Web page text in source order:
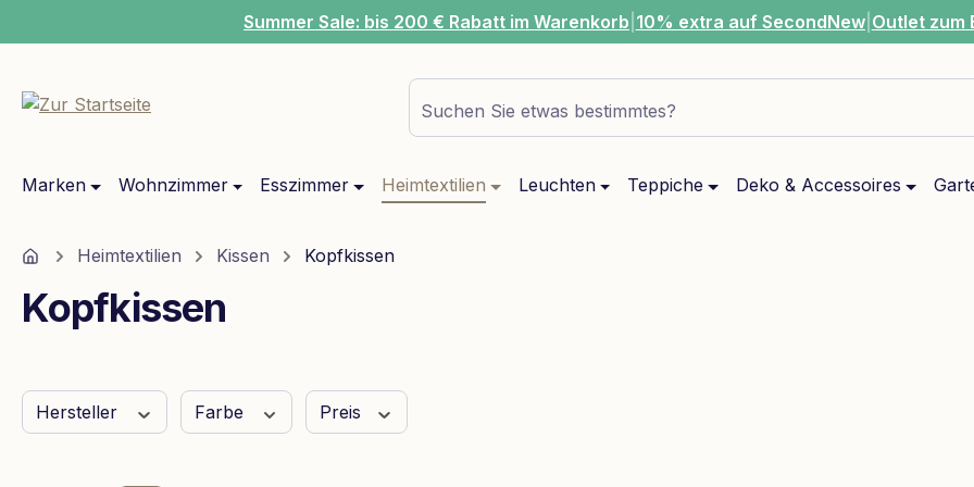
Zur Hauptnavigation springenSummer Sale: bis 200 € Rabatt im Warenkorb 10% extra auf SecondNew Outlet zum
Suchen Sie etwas bestimmtes?
Marken Wohnzimmer Esszimmer Heimtextilien Leuchten Teppiche Deko & Accessoires
HomeHeimtextilien Kissen Kopfkissen
Kopfkissen
Hersteller Farbe Preis